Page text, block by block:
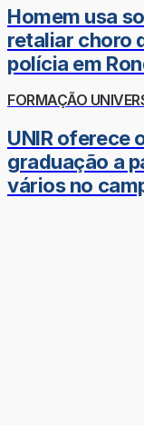
Homem usa
retaliar choro
polícia em
FORMAÇÃO
UNIR oferece
graduação a
vários no